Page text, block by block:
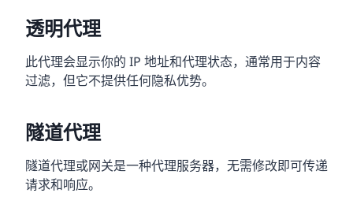
透明代理
此代理会显示你的 IP 地址和代理状态，通常用于内容
过滤，但它不提供任何隐私优势。
隧道代理
隧道代理或网关是一种代理服务器，无需修改即可传递
请求和响应。